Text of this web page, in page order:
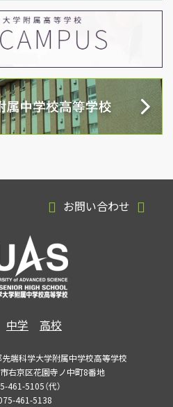
お問い合わせ
中学 高校
端科学大学附属中学校高等学校
右京区花園寺ノ中町8番地
461-5105（代）
461-5138